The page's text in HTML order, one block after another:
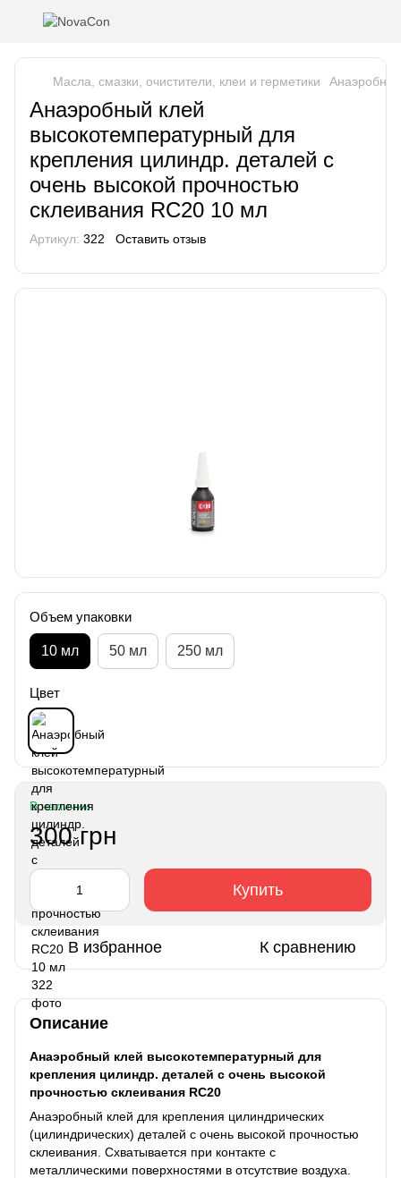
Масла, смазки, очистители, клеи и герметики
Анаэробный клей
высокотемпературный для
крепления цилиндр. деталей с
очень высокой прочностью
склеивания RC20 10 мл
Артикул: 322 Оставить отзыв
Объем упаковки
10 мл 50 мл 250 мл
Цвет
В наличии
300 грн
Купить
В избранное К сравнению
Описание
Анаэробный клей высокотемпературный для
крепления цилиндр. деталей с очень высокой
прочностью склеивания RC20
Анаэробный клей для крепления цилиндрических
(цилиндрических) деталей с очень высокой прочностью
склеивания. Схватывается при контакте с
металлическими поверхностями в отсутствие воздуха.